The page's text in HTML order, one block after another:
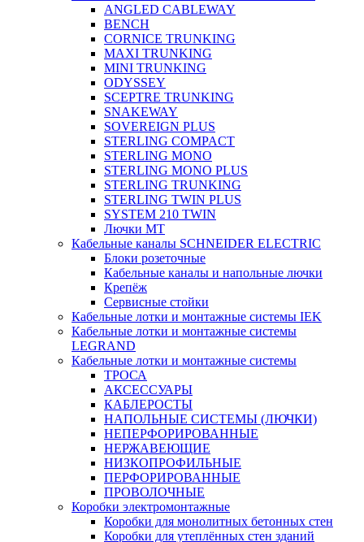
ANGLED CABLEWAY
BENCH
CORNICE TRUNKING
MAXI TRUNKING
MINI TRUNKING
ODYSSEY
SCEPTRE TRUNKING
SNAKEWAY
SOVEREIGN PLUS
STERLING COMPACT
STERLING MONO
STERLING MONO PLUS
STERLING TRUNKING
STERLING TWIN PLUS
SYSTEM 210 TWIN
Лючки MT
Кабельные каналы SCHNEIDER ELECTRIC
Блоки розеточные
Кабельные каналы и напольные лючки
Крепёж
Сервисные стойки
Кабельные лотки и монтажные системы IEK
Кабельные лотки и монтажные системы
LEGRAND
Кабельные лотки и монтажные системы
ТРОСА
АКСЕССУАРЫ
КАБЛЕРОСТЫ
НАПОЛЬНЫЕ СИСТЕМЫ (ЛЮЧКИ)
НЕПЕРФОРИРОВАННЫЕ
НЕРЖАВЕЮЩИЕ
НИЗКОПРОФИЛЬНЫЕ
ПЕРФОРИРОВАННЫЕ
ПРОВОЛОЧНЫЕ
Коробки электромонтажные
Коробки для монолитных бетонных стен
Коробки для утеплённых стен зданий